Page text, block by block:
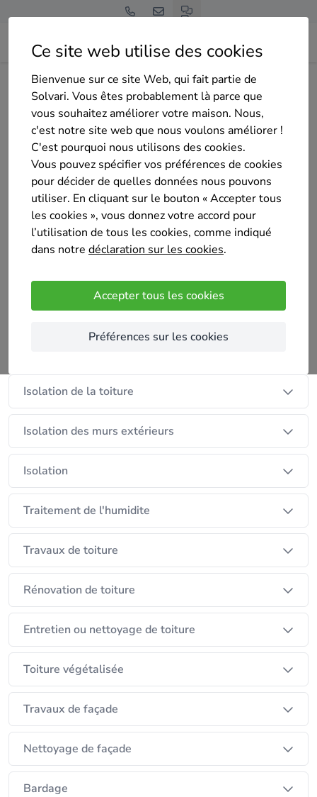
Ce site web utilise des cookies
Bienvenue sur ce site Web, qui fait partie de
Solvari. Vous êtes probablement là parce que
vous souhaitez améliorer votre maison. Nous,
c'est notre site web que nous voulons améliorer !
C'est pourquoi nous utilisons des cookies.
Vous pouvez spécifier vos préférences de cookies
pour décider de quelles données nous pouvons
utiliser. En cliquant sur le bouton « Accepter tous
les cookies », vous donnez votre accord pour
l’utilisation de tous les cookies, comme indiqué
dans notre déclaration sur les cookies.
Accepter tous les cookies
Préférences sur les cookies
Home Isolation des murs extérieurs Liège
Flémalle
DBR CONSTRUCT SPRL
DBR CONSTRUCT SPRL
Pas encore d'évaluation
AWIRS
Entreprise spécialisée dans la renovation de
facades et la toiture
Nos services
Isolation de la toiture
Isolation des murs extérieurs
Isolation
Traitement de l'humidite
Travaux de toiture
Rénovation de toiture
Entretien ou nettoyage de toiture
Toiture végétalisée
Travaux de façade
Nettoyage de façade
Bardage